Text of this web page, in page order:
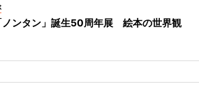
ノンタン」誕生50周年展 絵本の世界観